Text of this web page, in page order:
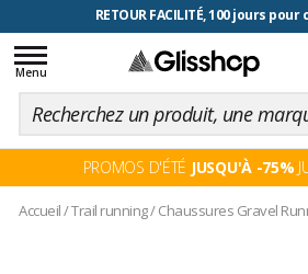
RETOUR FACILITÉ, 100 jours
Toggle
navigation
Menu
PROMOS D'ÉTÉ JUSQU'À -75%
Accueil/Trail running/Chaussures Gravel